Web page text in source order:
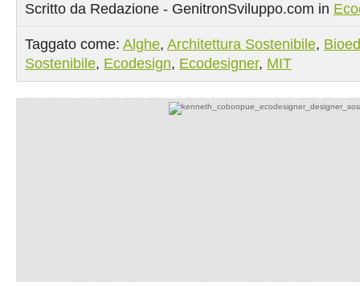
Scritto da Redazione - GenitronSviluppo.com in
Taggato come: Alghe, Architettura Sostenibile,
Sostenibile, Ecodesign, Ecodesigner, MIT